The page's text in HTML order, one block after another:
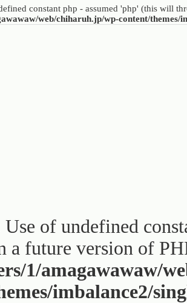
constant php - assumed 'php' (this will
web/chiharuh.jp/wp-content/themes/
Use of undefined
a future version of
1/amagawawaw/
imbalance2/